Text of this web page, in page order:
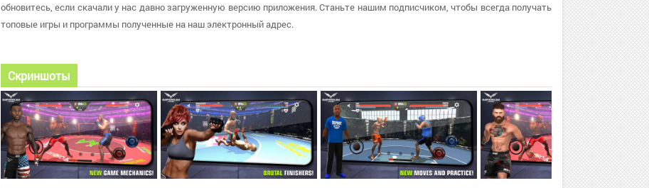
обновитесь, если скачали у нас давно загруженную версию приложения. Станьте нашим подписчиком, чтобы всегда получать
топовые игры и программы полученные на наш электронный адрес.
Скриншоты